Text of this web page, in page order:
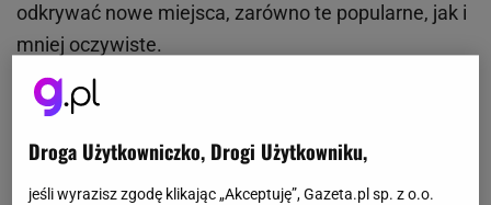
odkrywać nowe miejsca, zarówno te popularne, jak i
mniej oczywiste.
WSZYSTKIE ARTYKUŁY
Wsyp do pralki zamiast płynu. Ręczniki
odzyskają miękkość, a zapach stęchlizny
zniknie
Droga Użytkowniczko, Drogi Użytkowniku,
jeśli wyrazisz zgodę klikając „Akceptuję”, Gazeta.pl sp. z o.o.